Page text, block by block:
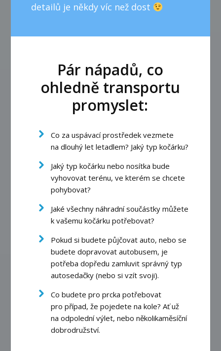
detailů je někdy víc než dost
Pár nápadů, co
ohledně transportu
promyslet:
Co za uspávací prostředek vezmete
na dlouhý let letadlem? Jaký typ kočárku?
Jaký typ kočárku nebo nosítka bude
vyhovovat terénu, ve kterém se chcete
pohybovat?
Jaké všechny náhradní součástky můžete
k vašemu kočárku potřebovat?
Pokud si budete půjčovat auto, nebo se
budete dopravovat autobusem, je
potřeba dopředu zamluvit správný typ
autosedačky (nebo si vzít svoji).
Co budete pro prcka potřebovat
pro případ, že pojedete na kole? Ať už
na odpolední výlet, nebo několikaměsíční
dobrodružství.